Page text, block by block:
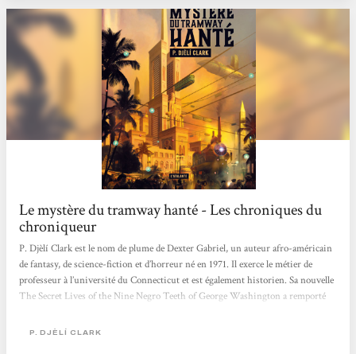
Le mystère du tramway hanté - Les chroniques du
chroniqueur
P. Djèlí Clark est le nom de plume de Dexter Gabriel, un auteur afro-américain
de fantasy, de science-fiction et d’horreur né en 1971. Il exerce le métier de
professeur à l’université du Connecticut et est également historien. Sa nouvelle
The Secret Lives of the Nine Negro Teeth of George Washington a remporté
aujourd’hui, est originellement paru sous le titre The Haunting of Tram Car
P. DJÈLÍ CLARK